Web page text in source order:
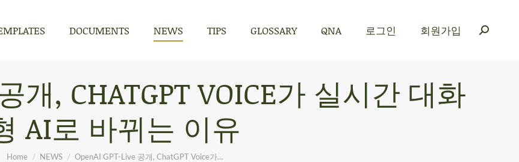
DOCUMENTS NEWS TIPS GLOSSARY QNA 로그인 회원가입
개, CHATGPT VOICE가 실시간 대화
AI로 바뀌는 이유
You are here:
Home NEWS OpenAI GPT-Live 공개, ChatGPT Voice가…
로그인 회원가입